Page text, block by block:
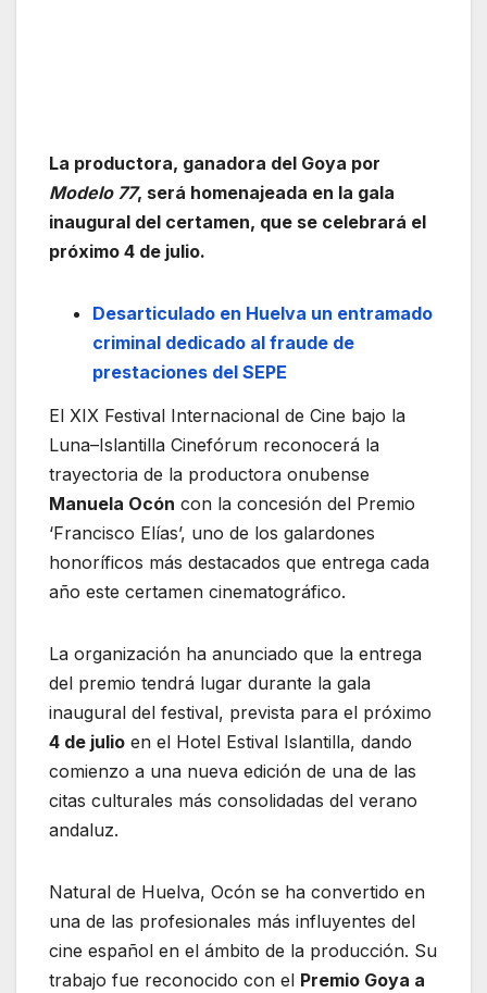
La productora, ganadora del Goya por
Modelo 77, será homenajeada en la gala
inaugural del certamen, que se celebrará el
próximo 4 de julio.
Desarticulado en Huelva un entramado
criminal dedicado al fraude de
prestaciones del SEPE
El XIX Festival Internacional de Cine bajo la
Luna–Islantilla Cinefórum reconocerá la
trayectoria de la productora onubense
Manuela Ocón con la concesión del Premio
‘Francisco Elías’, uno de los galardones
honoríficos más destacados que entrega cada
año este certamen cinematográfico.
La organización ha anunciado que la entrega
del premio tendrá lugar durante la gala
inaugural del festival, prevista para el próximo
4 de julio en el Hotel Estival Islantilla, dando
comienzo a una nueva edición de una de las
citas culturales más consolidadas del verano
andaluz.
Natural de Huelva, Ocón se ha convertido en
una de las profesionales más influyentes del
cine español en el ámbito de la producción. Su
trabajo fue reconocido con el Premio Goya a